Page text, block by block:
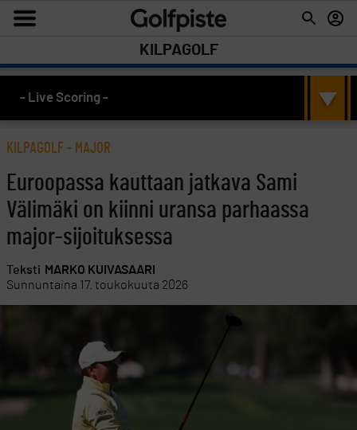
KILPAGOLF
- Live Scoring -
KILPAGOLF - MAJOR
Euroopassa kauttaan jatkava Sami
Välimäki on kiinni uransa parhaassa
major-sijoituksessa
Teksti MARKO KUIVASAARI
Sunnuntaina 17. toukokuuta 2026